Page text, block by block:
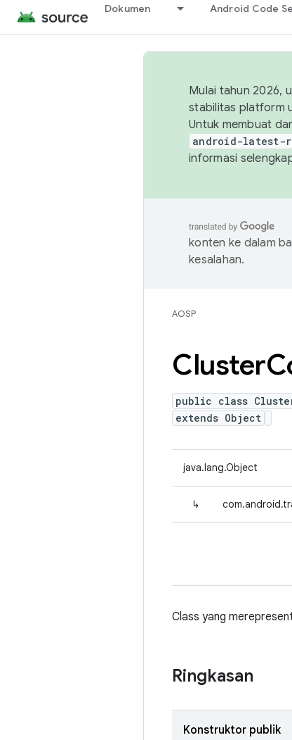
Dokumen Android Code
Mulai tahun 2026,
stabilitas platform
Untuk membuat
android-latest-
informasi
konten ke dalam
kesalahan.
AOSP
Cluster
public class
extends Object
java.lang.Object
↳
Class yang
Ringkasan
Konstruktor publik